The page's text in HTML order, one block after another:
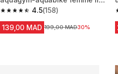
bleu
4.5
4.5 out of 5 stars from 158 reviews
(158)
139,00 MAD Prix avant la réduction
199,00 MAD30%